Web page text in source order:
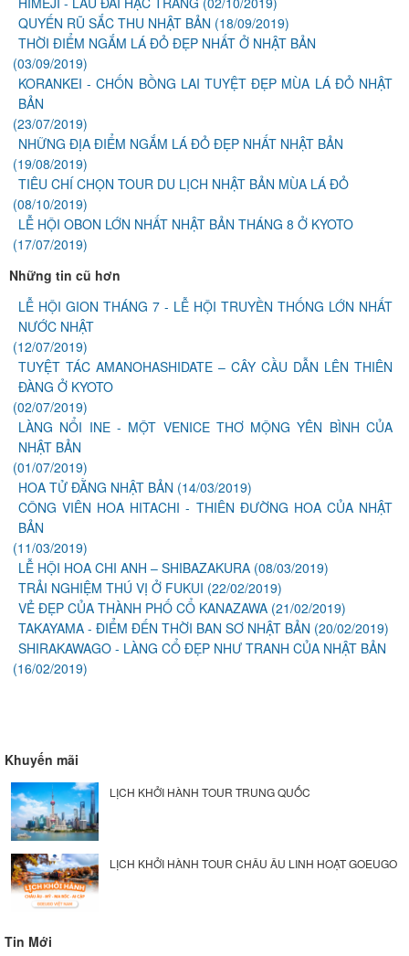
QUYẾN RŨ SẮC THU NHẬT BẢN (18/09/2019)
THỜI ĐIỂM NGẮM LÁ ĐỎ ĐẸP NHẤT Ở NHẬT BẢN
(03/09/2019)
KORANKEI - CHỐN BỒNG LAI TUYỆT ĐẸP MÙA LÁ ĐỎ NHẬT
BẢN
(23/07/2019)
NHỮNG ĐỊA ĐIỂM NGẮM LÁ ĐỎ ĐẸP NHẤT NHẬT BẢN
(19/08/2019)
TIÊU CHÍ CHỌN TOUR DU LỊCH NHẬT BẢN MÙA LÁ ĐỎ
(08/10/2019)
LỄ HỘI OBON LỚN NHẤT NHẬT BẢN THÁNG 8 Ở KYOTO
(17/07/2019)
Những tin cũ hơn
LỄ HỘI GION THÁNG 7 - LỄ HỘI TRUYỀN THỐNG LỚN NHẤT
NƯỚC NHẬT
(12/07/2019)
TUYỆT TÁC AMANOHASHIDATE – CÂY CẦU DẪN LÊN THIÊN
ĐÀNG Ở KYOTO
(02/07/2019)
LÀNG NỔI INE - MỘT VENICE THƠ MỘNG YÊN BÌNH CỦA
NHẬT BẢN
(01/07/2019)
HOA TỬ ĐẰNG NHẬT BẢN (14/03/2019)
CÔNG VIÊN HOA HITACHI - THIÊN ĐƯỜNG HOA CỦA NHẬT
BẢN
(11/03/2019)
LỄ HỘI HOA CHI ANH – SHIBAZAKURA (08/03/2019)
TRẢI NGHIỆM THÚ VỊ Ở FUKUI (22/02/2019)
VẺ ĐẸP CỦA THÀNH PHỐ CỔ KANAZAWA (21/02/2019)
TAKAYAMA - ĐIỂM ĐẾN THỜI BAN SƠ NHẬT BẢN (20/02/2019)
SHIRAKAWAGO - LÀNG CỔ ĐẸP NHƯ TRANH CỦA NHẬT BẢN
(16/02/2019)
Khuyến mãi
LỊCH KHỞI HÀNH TOUR TRUNG QUỐC
LỊCH KHỞI HÀNH TOUR CHÂU ÂU LINH HOẠT GOEUGO
Tin Mới